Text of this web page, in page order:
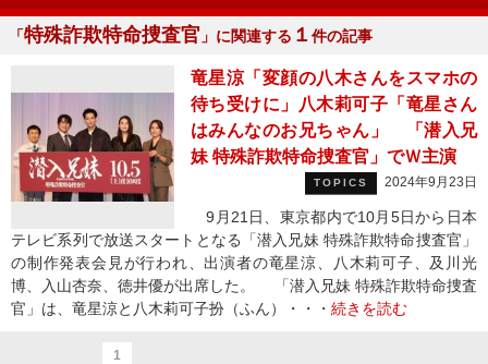
「特殊詐欺特命捜査官 」に関連する １ 件の記事
竜星涼「変顔の八木さんをスマホの
待ち受けに」八木莉可子「竜星さん
はみんなのお兄ちゃん」 「潜入兄
妹 特殊詐欺特命捜査官」でＷ主演
TOPICS 2024年9月23日
9月21日、東京都内で10月5日から日本
テレビ系列で放送スタートとなる「潜入兄妹 特殊詐欺特命捜査官」
の制作発表会見が行われ、出演者の竜星涼、八木莉可子、及川光
博、入山杏奈、徳井優が出席した。 「潜入兄妹 特殊詐欺特命捜査
官」は、竜星涼と八木莉可子扮（ふん）・・・ 続きを読む
1